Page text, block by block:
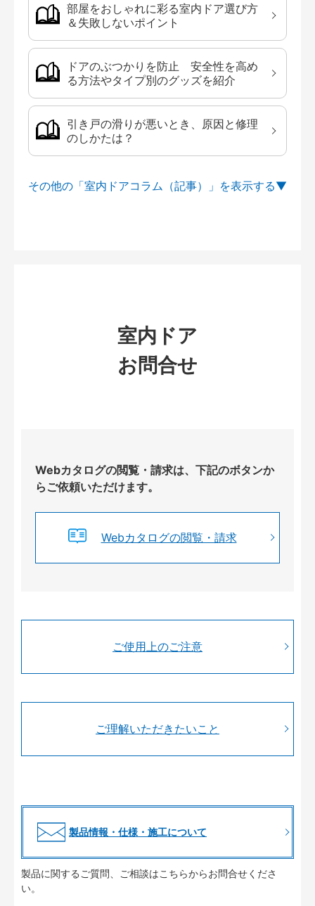
部屋をおしゃれに彩る室内ドア選び方
＆失敗しないポイント
ドアのぶつかりを防止 安全性を高め
る方法やタイプ別のグッズを紹介
引き戸の滑りが悪いとき、原因と修理
のしかたは？
その他の「室内ドアコラム（記事）」を
室内ドア
お問合せ
Webカタログの閲覧・請求は、下記のボタンか
らご依頼いただけます。
Webカタログの閲覧・請求
ご使用上のご注意
ご理解いただきたいこと
製品情報・仕様・施工について
製品に関するご質問、ご相談はこちらからお問合せくださ
い。